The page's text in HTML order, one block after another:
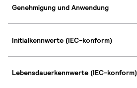
Genehmigung und Anwendung
Initialkennwerte (IEC-konform)
Lebensdauerkennwerte (IEC-konform)